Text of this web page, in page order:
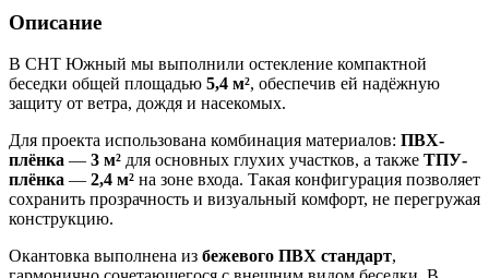
Описание
В СНТ Южный мы выполнили остекление компактной
беседки общей площадью 5,4 м², обеспечив ей надёжную
защиту от ветра, дождя и насекомых.
Для проекта использована комбинация материалов: ПВХ-
плёнка — 3 м² для основных глухих участков, а также ТПУ-
плёнка — 2,4 м² на зоне входа. Такая конфигурация позволяет
сохранить прозрачность и визуальный комфорт, не перегружая
конструкцию.
Окантовка выполнена из бежевого ПВХ стандарт,